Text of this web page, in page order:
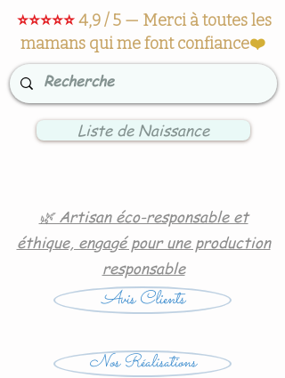
⭐⭐⭐⭐⭐4,9 / 5 — Merci à toutes les
mamans qui me font confiance❤️
Liste de Naissance
🌿 Artisan éco-responsable et
éthique, engagé pour une production
responsable
Avis Clients
Nos Réalisations